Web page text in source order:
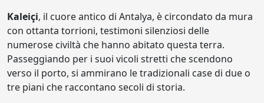
Kaleiçi, il cuore antico di Antalya, è circondato da mura
con ottanta torrioni, testimoni silenziosi delle
numerose civiltà che hanno abitato questa terra.
Passeggiando per i suoi vicoli stretti che scendono
verso il porto, si ammirano le tradizionali case di due o
tre piani che raccontano secoli di storia.